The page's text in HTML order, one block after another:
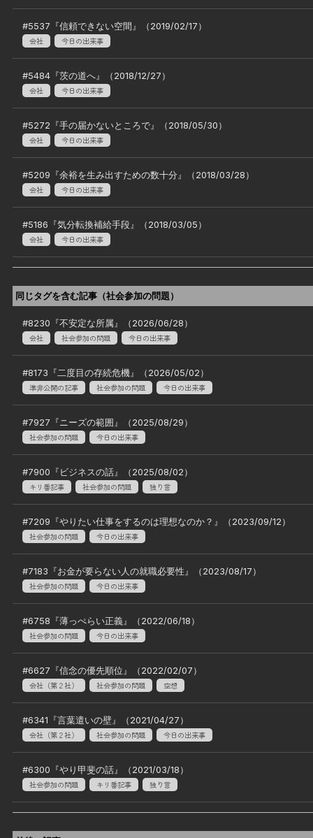
#5537 『信頼できない空間 』（2019/02/17）
会社 今日の出来事
#5484 『茨の道へ』（2018/12/27）
会社 今日の出来事
#5272 『手の届かないところで』（2018/05/30）
会社 今日の出来事
#5209 『余裕を生み出すための数十分 』（2018/03/28）
会社 今日の出来事
#5186 『気分転換補給手段』（2018/03/05）
会社 今日の出来事
同じタグを含む記事（社会参加の問題）
#8230 『不安定な所属 』（2026/06/28）
会社 社会参加の問題 今日の出来事
#8173 『二度目の存続危機』（2026/05/02）
準非公開の記事 社会参加の問題 今日の出来事
#7927 『ニーズの範囲 』（2025/08/29）
社会参加の問題 今日の出来事
#7900 『ビジネスの話』（2025/08/02）
キリ番記事 社会参加の問題 独り言
#7209 『やりたい仕事をするのは理想なのか？ 』（2023/09/12）
社会参加の問題 今日の出来事
#7183 『お金が要らない人の就職必要性 』（2023/08/17）
社会参加の問題 今日の出来事
#6758 『薄っぺらい正義 』（2022/06/18）
社会参加の問題 今日の出来事
#6627 『信念の優先順位 』（2022/02/07）
会社（第２社） 社会参加の問題 空想
#6341 『言葉遣いの壁』（2021/04/27）
会社（第２社） 社会参加の問題 今日の出来事
#6300 『やり甲斐の話』（2021/03/18）
社会参加の問題 キリ番記事 独り言